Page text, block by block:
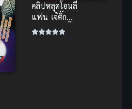
คลิปหลุดโอนลี่
แฟน เจ้ติ๊ก
อมของเล่นบิ้